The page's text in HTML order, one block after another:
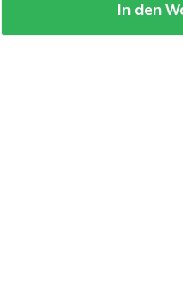
In den